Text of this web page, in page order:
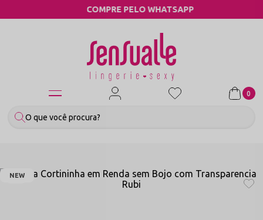
COMPRE PELO WHATSAPP
0
NEW